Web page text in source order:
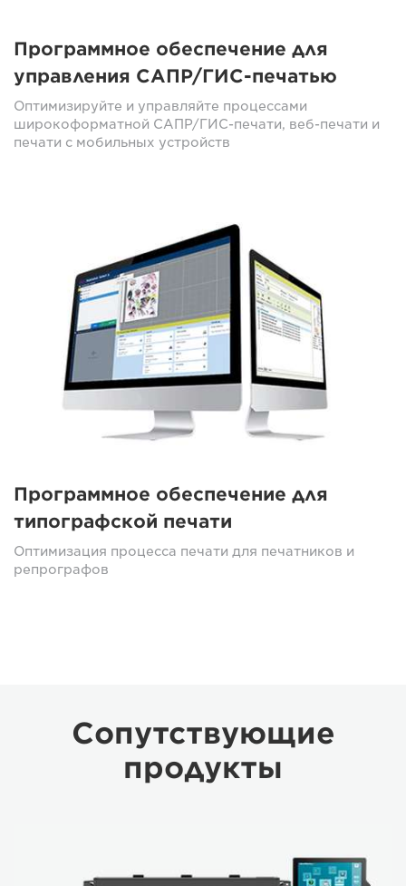
Программное обеспечение для
управления САПР/ГИС-печатью
Оптимизируйте и управляйте процессами
широкоформатной САПР/ГИС-печати, веб-печати и
печати с мобильных устройств
Программное обеспечение для
типографской печати
Оптимизация процесса печати для печатников и
репрографов
Сопутствующие
продукты